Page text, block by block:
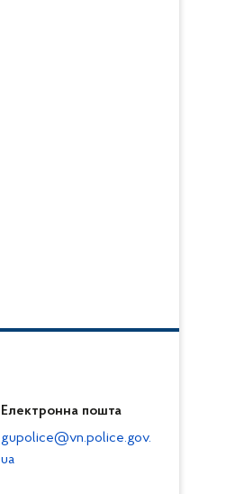
Електронна пошта
gupolice@vn.police.gov.
ua